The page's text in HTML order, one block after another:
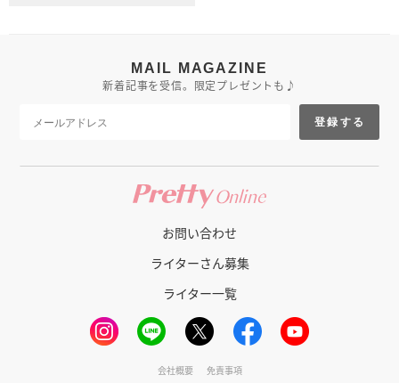
MAIL MAGAZINE
新着記事を受信。限定プレゼントも♪
登録する
お問い合わせ
ライターさん募集
ライター一覧
会社概要 免責事項